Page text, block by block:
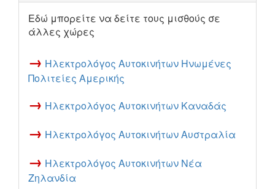
Εδώ μπορείτε να δείτε τους μισθούς σε
άλλες χώρες
→ Ηλεκτρολόγος Αυτοκινήτων Ηνωμένες
Πολιτείες Αμερικής
→ Ηλεκτρολόγος Αυτοκινήτων Καναδάς
→ Ηλεκτρολόγος Αυτοκινήτων Αυστραλία
→ Ηλεκτρολόγος Αυτοκινήτων Νέα
Ζηλανδία